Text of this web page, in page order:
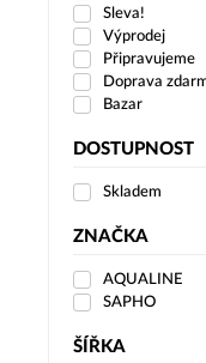
Sleva!
Výprodej
Připravujeme
Doprava
Bazar
DOSTUPNOST
Skladem
ZNAČKA
AQUALINE
SAPHO
ŠÍŘKA